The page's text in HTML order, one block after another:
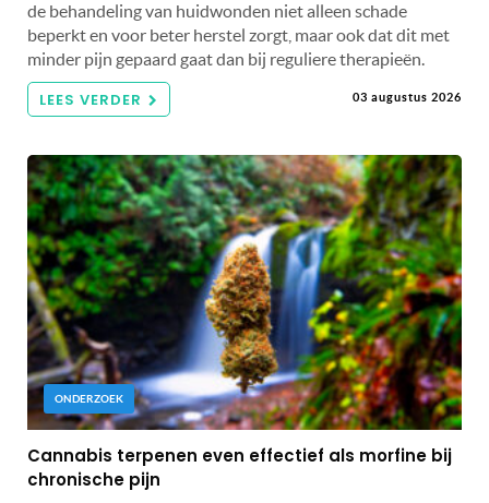
de behandeling van huidwonden niet alleen schade
beperkt en voor beter herstel zorgt, maar ook dat dit met
minder pijn gepaard gaat dan bij reguliere therapieën.
LEES VERDER 03 augustus 2026
ONDERZOEK
Cannabis terpenen even effectief als morfine bij
chronische pijn